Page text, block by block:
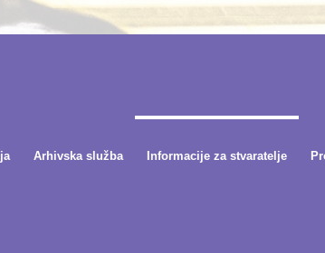
Arhivska služba Informacije za stvaratelje